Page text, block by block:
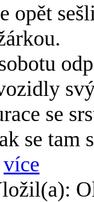
opět
se
se tam
více